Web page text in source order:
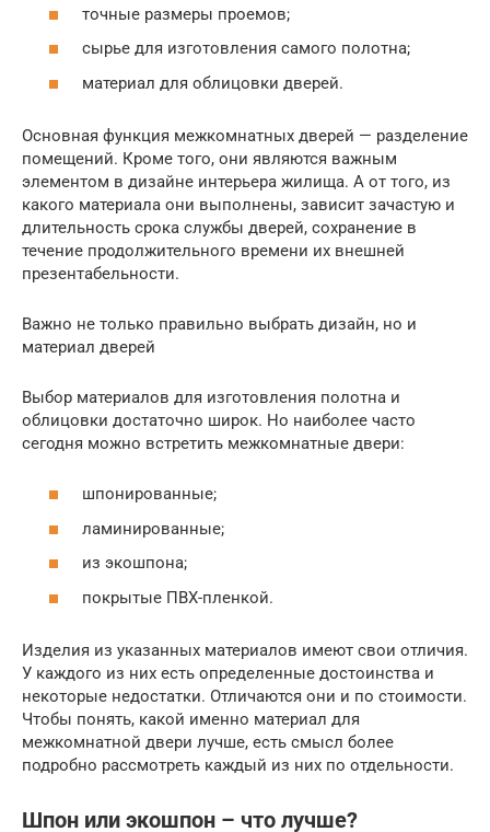
точные размеры проемов;
сырье для изготовления самого полотна;
материал для облицовки дверей.
Основная функция межкомнатных дверей — разделение
помещений. Кроме того, они являются важным
элементом в дизайне интерьера жилища. А от того, из
какого материала они выполнены, зависит зачастую и
длительность срока службы дверей, сохранение в
течение продолжительного времени их внешней
презентабельности.
Важно не только правильно выбрать дизайн, но и
материал дверей
Выбор материалов для изготовления полотна и
облицовки достаточно широк. Но наиболее часто
сегодня можно встретить межкомнатные двери:
шпонированные;
ламинированные;
из экошпона;
покрытые ПВХ-пленкой.
Изделия из указанных материалов имеют свои отличия.
У каждого из них есть определенные достоинства и
некоторые недостатки. Отличаются они и по стоимости.
Чтобы понять, какой именно материал для
межкомнатной двери лучше, есть смысл более
подробно рассмотреть каждый из них по отдельности.
Шпон или экошпон – что лучше?